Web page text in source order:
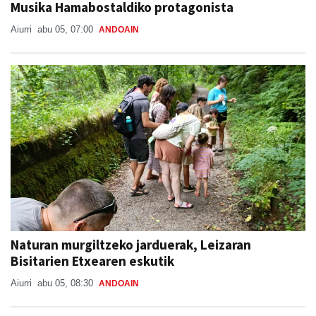
Musika Hamabostaldiko protagonista
Aiurri abu 05, 07:00 ANDOAIN
Naturan murgiltzeko jarduerak, Leizaran
Bisitarien Etxearen eskutik
Aiurri abu 05, 08:30 ANDOAIN